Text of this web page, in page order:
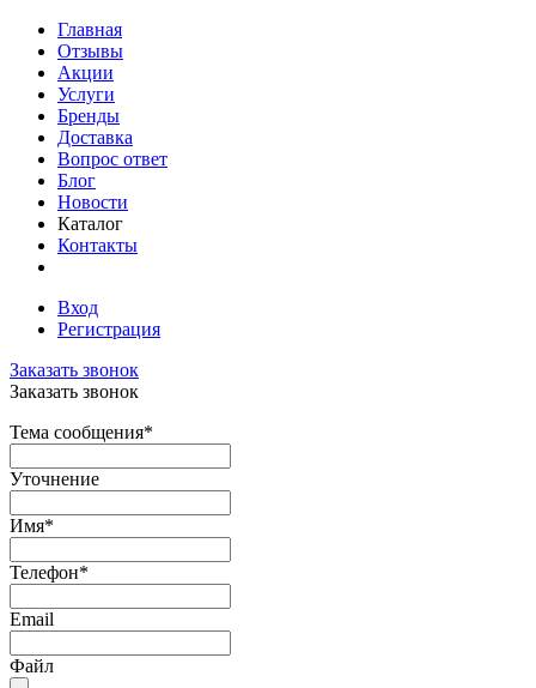
Главная
Отзывы
Акции
Услуги
Бренды
Доставка
Вопрос ответ
Блог
Новости
Каталог
Контакты
Вход
Регистрация
Заказать звонок
Заказать звонок
Тема сообщения*
Уточнение
Имя*
Телефон*
Email
Файл